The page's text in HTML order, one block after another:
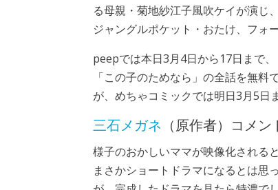
る母親・菊地紗江子風吹ケイが演じ
ジャングルポケット・おたけ、フォ
peepでは本日3月4日から17日まで
「この子のためなら」の全話を無
が、めちゃコミックでは明日3月5日
三石メガネ （原作者）コメン
様子のおかしいママが映像化される
まさかショートドラマになるとは思